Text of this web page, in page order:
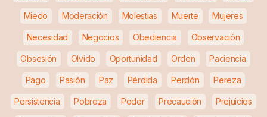
Miedo Moderación Molestias Muerte Mujeres
Necesidad Negocios Obediencia Observación
Obsesión Olvido Oportunidad Orden Paciencia
Pago Pasión Paz Pérdida Perdón Pereza
Persistencia Pobreza Poder Precaución Prejuicios